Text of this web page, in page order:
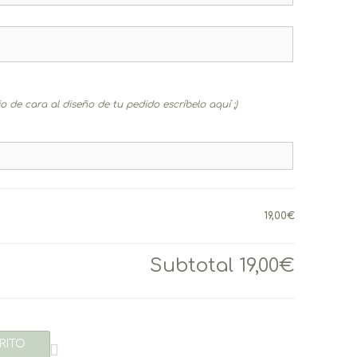
de cara al diseño de tu pedido escríbelo aquí ;)
19,00€
Subtotal 19,00€